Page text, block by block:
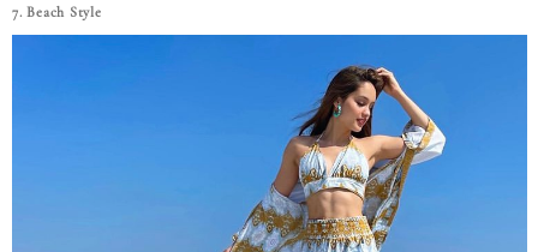
7. Beach Style